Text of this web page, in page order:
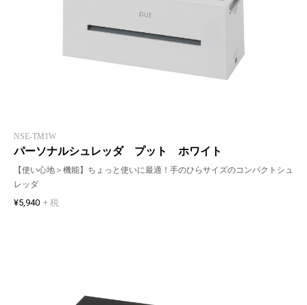
NSE-TM1W
パーソナルシュレッダ プット ホワイト
【使い心地＞機能】ちょっと使いに最適！手のひらサイズのコンパクトシュ
レッダ
¥5,940 + 税